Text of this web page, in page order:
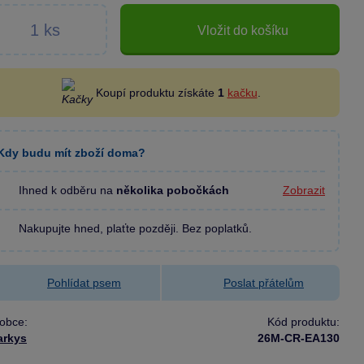
Vložit do košíku
Koupí produktu získáte 1 kačku
budu mít zboží doma?
Ihned k odběru na několika pobočkách Zobrazit
Nakupujte hned, plaťte později. Bez poplatků.
Pohlídat psem Poslat přátelům
Kód produktu:
26M-CR-EA130